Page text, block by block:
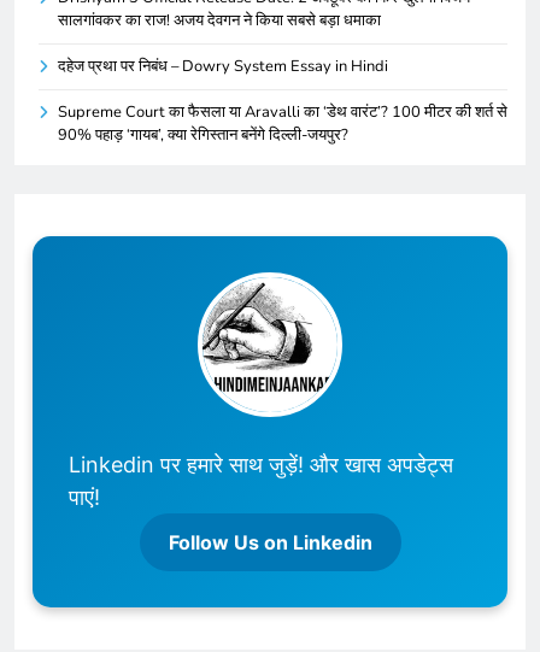
सालगांवकर का राज! अजय देवगन ने किया सबसे बड़ा धमाका
दहेज प्रथा पर निबंध – Dowry System Essay in Hindi
Supreme Court का फैसला या Aravalli का ‘डेथ वारंट’? 100 मीटर की शर्त से
90% पहाड़ ‘गायब’, क्या रेगिस्तान बनेंगे दिल्ली-जयपुर?
Linkedin पर हमारे साथ जुड़ें! और खास अपडेट्स
पाएं!
Follow Us on Linkedin